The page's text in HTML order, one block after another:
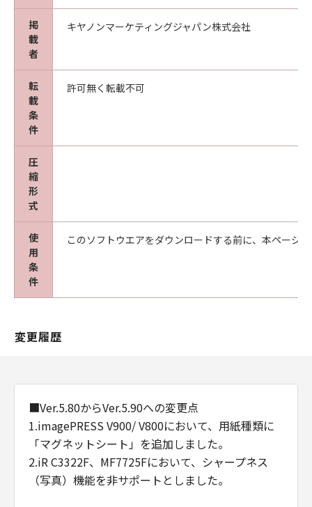
To protect your rights, we need to make
restrictions that forbid anyone to deny you
these rights or to ask you to surrender the
rights. These restrictions translate to certain
responsibilities for you if you distribute
copies of the software, or if you modify it.
For example, if you distribute copies of such
a program, whether gratis or for a fee, you
must give the recipients all the rights that
you have.
You must make sure that they, too, receive or
can get the source code. And you must show
them these terms so they know their rights.
We protect your rights with two steps: (1)
copyright the software, and (2) offer you this
license which gives you legal permission to
understands that there is no warranty for this
free software.
If the software is modified by someone else
and passed on, we want its recipients to
know that what they have is not the original,
so that any problems introduced by others
will not reflect on the original authors'
掲
載
者
キヤノンマーケティングジャパン株式会社
転
載
条
件
許可無く転載不可
圧
縮
形
式
使
用
条
件
このソフトウエアをダウンロードする前に、本ページ
変更履歴
■Ver.5.80からVer.5.90への変更点
1.imagePRESS V900/ V800において、用紙種類に
「マグネットシート」を追加しました。
2.iR C3322F、MF7725Fにおいて、シャープネス
（写真）機能を非サポートとしました。